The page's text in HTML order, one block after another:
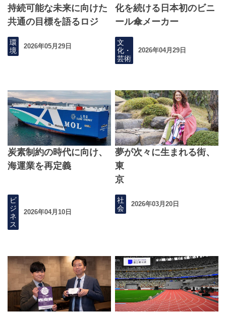
持続可能な未来に向けた
共通の目標を語るロジ
ェ・ドゥバッハ駐日スイ
ス大使
環
境
2026年05月29日
化を続ける日本初のビニ
ール傘メーカー
文
化・
芸術
2026年04月29日
炭素制約の時代に向け、
海運業を再定義
ビ
ジ
ネ
ス
2026年04月10日
夢が次々に生まれる街、
東
京
社
会
2026年03月20日